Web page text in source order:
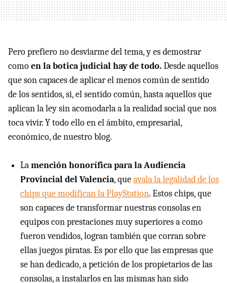
Pero prefiero no desviarme del tema, y es demostrar
comoen la botica judicial hay de todo.Desde aquellos
que son capaces de aplicar el menos común de sentido
de los sentidos, si, el sentido común, hasta aquellos que
aplican la ley sin acomodarla a la realidad social que nos
toca vivir. Y todo ello en el ámbito, empresarial,
económico, de nuestro blog.
Lamención honorífica para la Audiencia
Provincial del Valencia, queavala la legalidad de los
chips que modifican la PlayStation. Estos chips, que
son capaces de transformar nuestras consolas en
equipos con prestaciones muy superiores a como
fueron vendidos, logran también que corran sobre
ellas juegos piratas. Es por ello que las empresas que
se han dedicado, a petición de los propietarios de las
consolas, a instalarlos en las mismas han sido